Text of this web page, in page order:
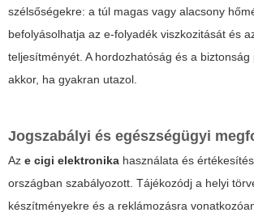
szélsőségekre: a túl magas vagy alacsony
befolyásolhatja az e-folyadék viszkozitását és
teljesítményét. A hordozhatóság és a biztonság
akkor, ha gyakran utazol.
Jogszabályi és egészségügyi
Az e cigi elektronika használata és
országban szabályozott. Tájékozódj a helyi
készítményekre és a reklámozásra